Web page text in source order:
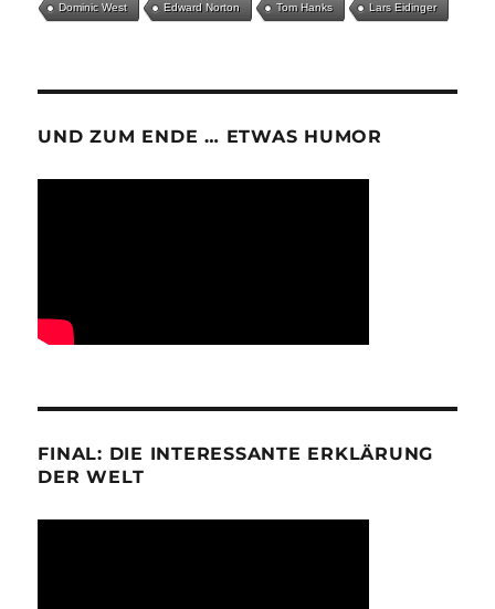
Dominic West Edward Norton Tom Hanks Lars Eidinger
UND ZUM ENDE … ETWAS HUMOR
FINAL: DIE INTERESSANTE ERKLÄRUNG
DER WELT